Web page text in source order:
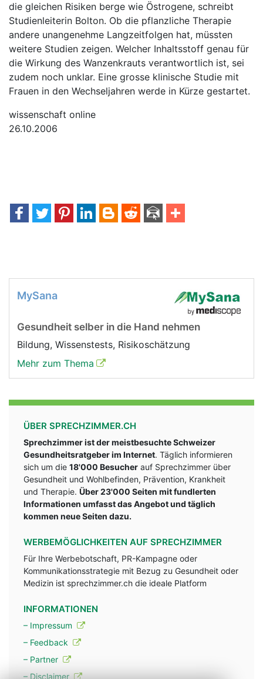
die gleichen Risiken berge wie Östrogene, schreibt
Studienleiterin Bolton. Ob die pflanzliche Therapie
andere unangenehme Langzeitfolgen hat, müssten
weitere Studien zeigen. Welcher Inhaltsstoff genau für
die Wirkung des Wanzenkrauts verantwortlich ist, sei
zudem noch unklar. Eine grosse klinische Studie mit
Frauen in den Wechseljahren werde in Kürze gestartet.
wissenschaft online
26.10.2006
MySana
Gesundheit selber in die Hand nehmen
Bildung, Wissenstests, Risikoschätzung
Mehr zum Thema
ÜBER SPRECHZIMMER.CH
Sprechzimmer ist der meistbesuchte Schweizer
Gesundheitsratgeber im Internet. Täglich informieren
sich um die 18'000 Besucher auf Sprechzimmer über
Gesundheit und Wohlbefinden, Prävention, Krankheit
und Therapie. Über 23'000 Seiten mit fundlerten
Informationen umfasst das Angebot und täglich
kommen neue Seiten dazu.
WERBEMÖGLICHKEITEN AUF SPRECHZIMMER
Für Ihre Werbebotschaft, PR-Kampagne oder
Kommunikationsstrategie mit Bezug zu Gesundheit oder
Medizin ist sprechzimmer.ch die ideale Platform
INFORMATIONEN
– Impressum
– Feedback
– Partner
– Disclaimer